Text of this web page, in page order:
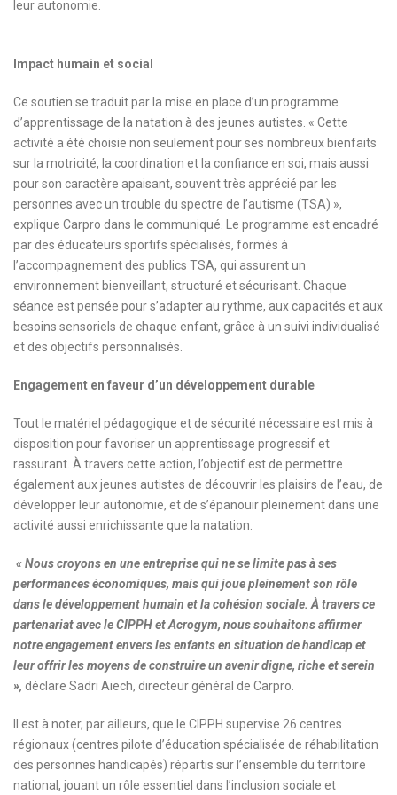
leur autonomie.
Impact humain et social
Ce soutien se traduit par la mise en place d’un programme
d’apprentissage de la natation à des jeunes autistes. « Cette
activité a été choisie non seulement pour ses nombreux bienfaits
sur la motricité, la coordination et la confiance en soi, mais aussi
pour son caractère apaisant, souvent très apprécié par les
personnes avec un trouble du spectre de l’autisme (TSA) »,
explique Carpro dans le communiqué. Le programme est encadré
par des éducateurs sportifs spécialisés, formés à
l’accompagnement des publics TSA, qui assurent un
environnement bienveillant, structuré et sécurisant. Chaque
séance est pensée pour s’adapter au rythme, aux capacités et aux
besoins sensoriels de chaque enfant, grâce à un suivi individualisé
et des objectifs personnalisés.
Engagement en faveur d’un développement durable
Tout le matériel pédagogique et de sécurité nécessaire est mis à
disposition pour favoriser un apprentissage progressif et
rassurant. À travers cette action, l’objectif est de permettre
également aux jeunes autistes de découvrir les plaisirs de l’eau, de
développer leur autonomie, et de s’épanouir pleinement dans une
activité aussi enrichissante que la natation.
« Nous croyons en une entreprise qui ne se limite pas à ses
performances économiques, mais qui joue pleinement son rôle
dans le développement humain et la cohésion sociale. À travers ce
partenariat avec le CIPPH et Acrogym, nous souhaitons affirmer
notre engagement envers les enfants en situation de handicap et
leur offrir les moyens de construire un avenir digne, riche et serein
», déclare Sadri Aiech, directeur général de Carpro.
Il est à noter, par ailleurs, que le CIPPH supervise 26 centres
régionaux (centres pilote d’éducation spécialisée de réhabilitation
des personnes handicapés) répartis sur l’ensemble du territoire
national, jouant un rôle essentiel dans l’inclusion sociale et